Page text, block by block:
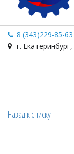
8 (343)229-85-63
г. Екатеринбург,
Назад к списку